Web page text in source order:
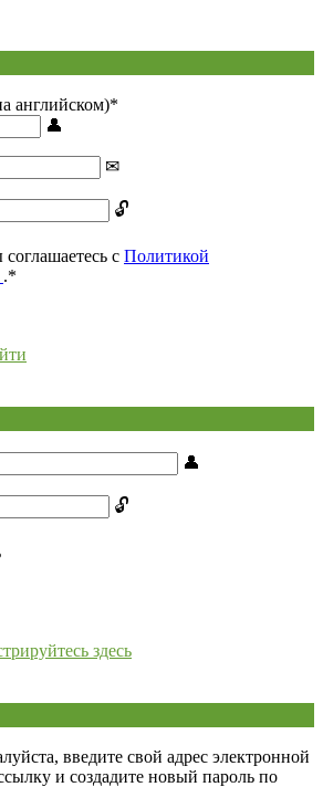
английском)*
с Политикой
.*
здесь
введите свой адрес электронной
и создадите новый пароль по